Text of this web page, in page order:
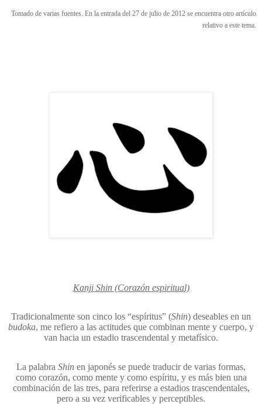
Tomado de varias fuentes. En la entrada del 27 de julio de 2012 se encuentra otro artículo
relativo a este tema.
Kanji Shin (Corazón espiritual)
Tradicionalmente son cinco los “espíritus” (Shin) deseables en un
budoka, me refiero a las actitudes que combinan mente y cuerpo, y
van hacia un estadio trascendental y metafísico.
La palabra Shin en japonés se puede traducir de varias formas,
como corazón, como mente y como espíritu, y es más bien una
combinación de las tres, para referirse a estadios trascendentales,
pero a su vez verificables y perceptibles.